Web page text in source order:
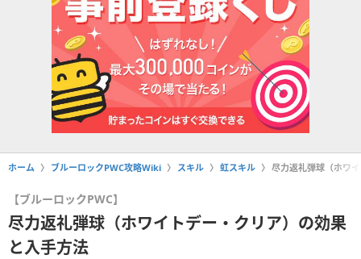
ホーム ブルーロックPWC攻略Wiki スキル 虹スキル 尽力返礼弾球（ホワ
【ブルーロックPWC】
尽力返礼弾球（ホワイトデー・クリア）の効果
と入手方法